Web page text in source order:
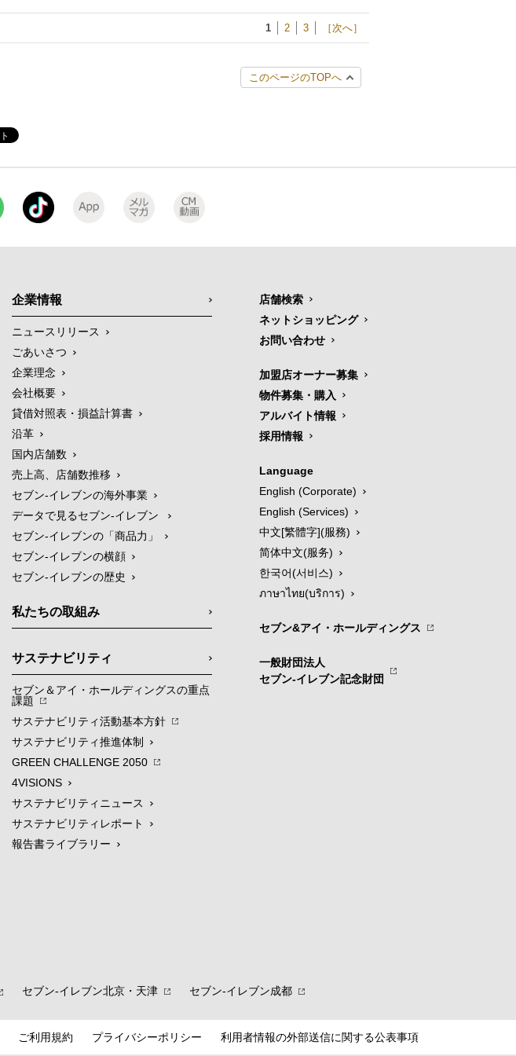
1 2 3 ［次へ］
このページのTOPへ
企業情報
ニュースリリース
ごあいさつ
企業理念
会社概要
貸借対照表・損益計算書
沿革
国内店舗数
売上高、店舗数推移
セブン‐イレブンの海外事業
データで見るセブン‐イレブン
セブン‐イレブンの「商品力」
セブン-イレブンの横顔
セブン-イレブンの歴史
私たちの取組み
サステナビリティ
セブン＆アイ・ホールディングスの重点
課題
サステナビリティ活動基本方針
サステナビリティ推進体制
GREEN CHALLENGE 2050
4VISIONS
サステナビリティニュース
サステナビリティレポート
報告書ライブラリー
店舗検索
ネットショッピング
お問い合わせ
加盟店オーナー募集
物件募集・購入
アルバイト情報
採用情報
Language
English (Corporate)
English (Services)
中文[繁體字](服務)
简体中文(服务)
한국어(서비스)
ภาษาไทย(บริการ)
セブン&アイ・ホールディングス
一般財団法人
セブン-イレブン記念財団
セブン‐イレブン北京・天津 セブン‐イレブン成都
ご利用規約 プライバシーポリシー 利用者情報の外部送信に関する公表事項